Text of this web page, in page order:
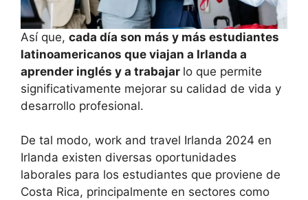
Así que, cada día son más y más estudiantes
latinoamericanos que viajan a Irlanda a
aprender inglés y a trabajar lo que permite
significativamente mejorar su calidad de vida y
desarrollo profesional.
De tal modo, work and travel Irlanda 2024 en
Irlanda existen diversas oportunidades
laborales para los estudiantes que proviene de
Costa Rica, principalmente en sectores como